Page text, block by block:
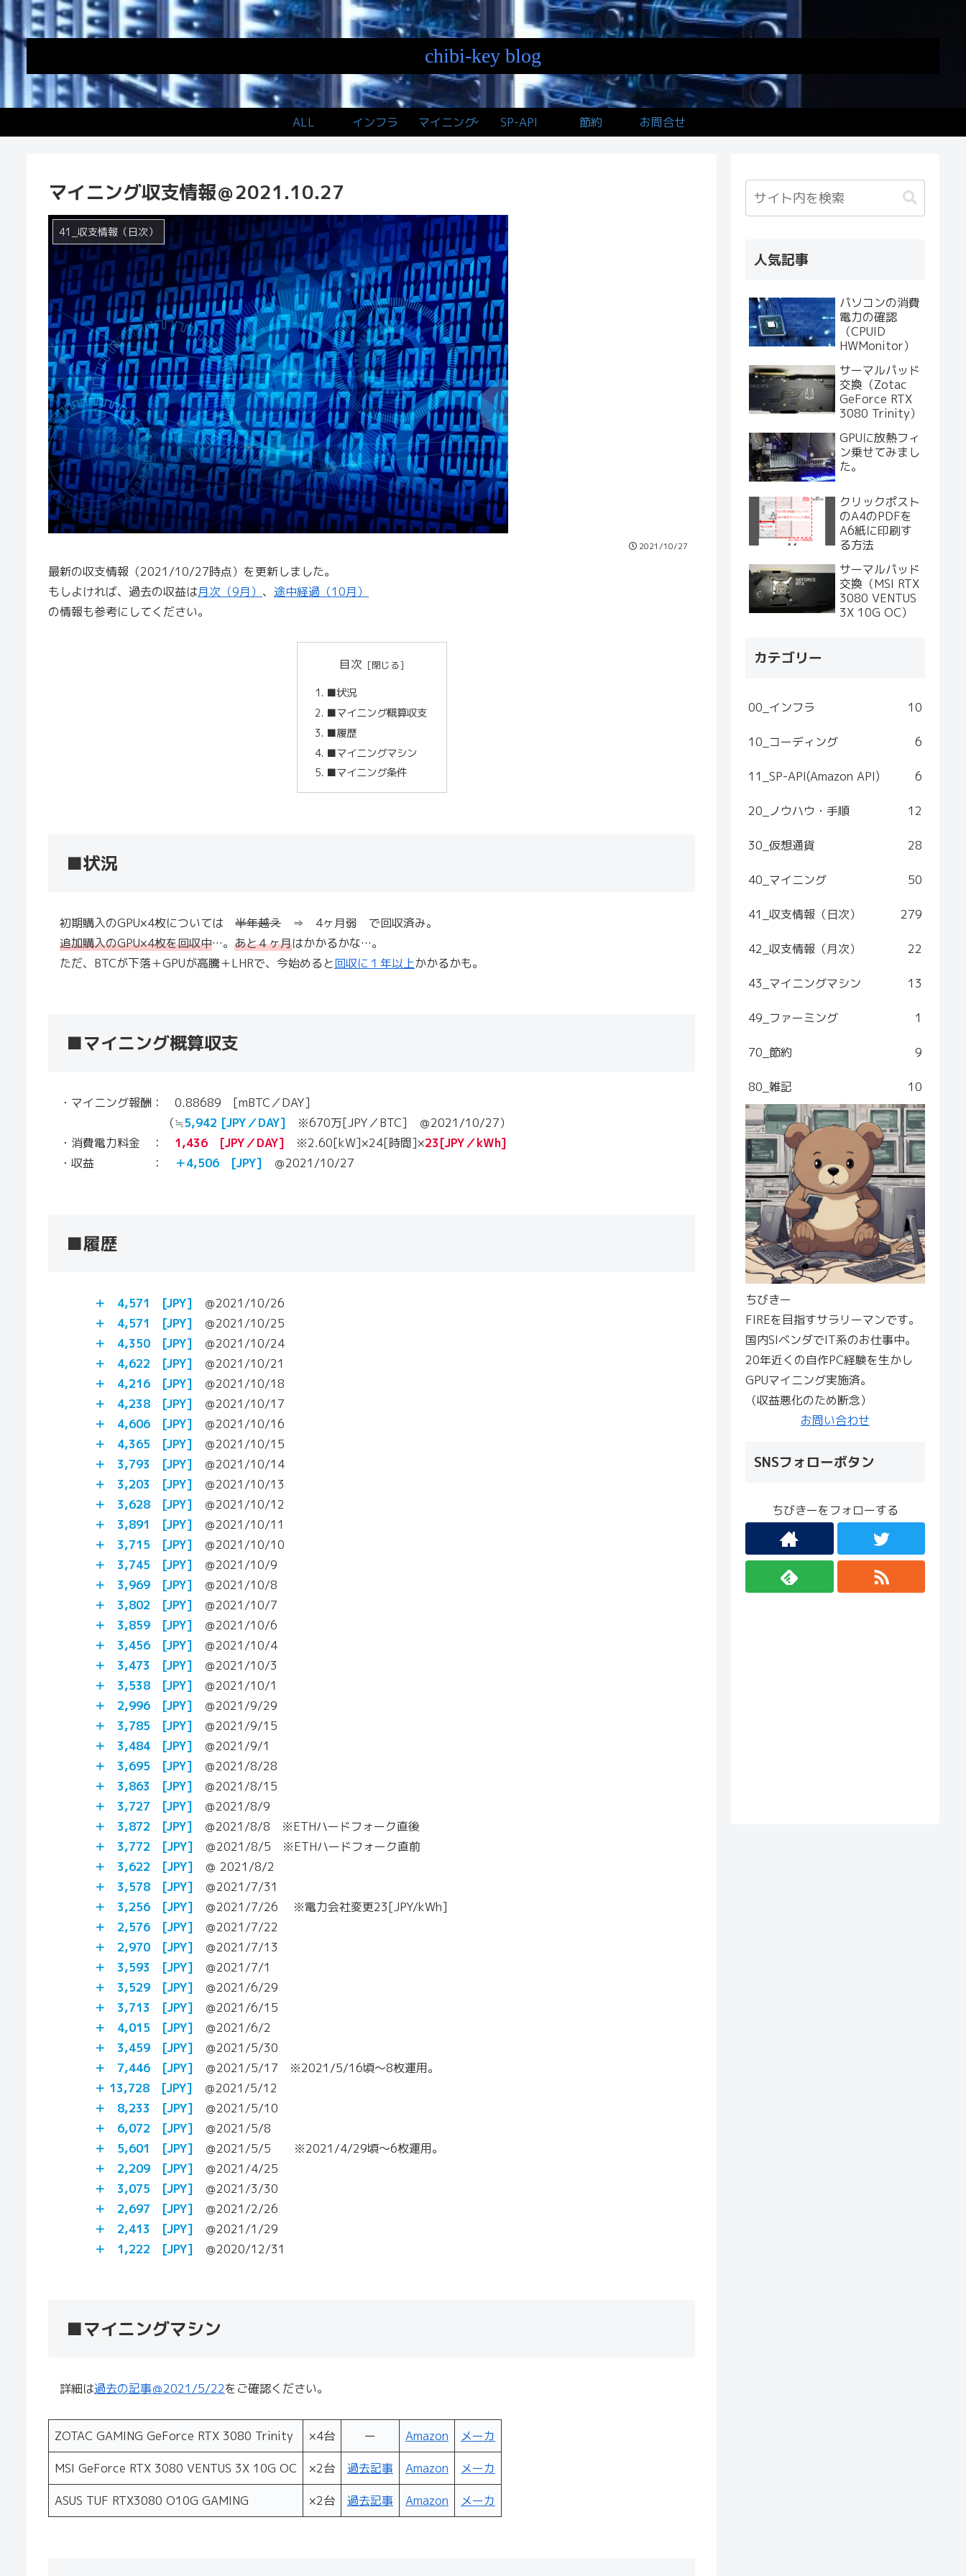
chibi-key blog
ALL インフラ マイニング SP-API 節約 お問合せ
マイニング収支情報＠2021.10.27
41_収支情報（日次）
2021/10/27
最新の収支情報（2021/10/27時点）を更新しました。
もしよければ、過去の収益は月次（9月） 、 途中経過（10月）
の情報も参考にしてください。
目次
■状況
■マイニング概算収支
■履歴
■マイニングマシン
■マイニング条件
■状況
初期購入のGPU×4枚については 半年越え ⇒ 4ヶ月弱 で回収済み。
追加購入のGPU×4枚を回収中…。 あと４ヶ月はかかるかな…。
ただ、BTCが下落＋GPUが高騰＋LHRで、今始めると回収に１年以上かかるかも。
■マイニング概算収支
・マイニング報酬： 0.88689 [mBTC／DAY]
（≒5,942 [JPY／DAY] ※670万[JPY／BTC] ＠2021/10/27）
・消費電力料金 ： 1,436 [JPY／DAY] ※2.60[kW]×24[時間]×23[JPY／kWh]
・収益 ：
＋4,506 [JPY] ＠2021/10/27
■履歴
＋ 4,571 [JPY] ＠2021/10/26
＋ 4,571 [JPY] ＠2021/10/25
＋ 4,350 [JPY] ＠2021/10/24
＋ 4,622 [JPY] ＠2021/10/21
＋ 4,216 [JPY] ＠2021/10/18
＋ 4,238
[JPY] ＠2021/10/17
＋ 4,606 [JPY] ＠2021/10/16
＋ 4,365 [JPY] ＠2021/10/15
＋ 3,793 [JPY] ＠2021/10/14
＋ 3,203 [JPY] ＠2021/10/13
＋ 3,628 [JPY] ＠2021/10/12
＋ 3,891 [JPY] ＠2021/10/11
＋ 3,715 [JPY] ＠2021/10/10
＋ 3,745 [JPY] ＠2021/10/9
＋ 3,969 [JPY] ＠2021/10/8
＋ 3,802 [JPY] ＠2021/10/7
＋ 3,859 [JPY] ＠2021/10/6
＋ 3,456 [JPY] ＠2021/10/4
＋ 3,473 [JPY] ＠2021/10/3
＋ 3,538 [JPY] ＠2021/10/1
＋ 2,996 [JPY] ＠2021/9/29
＋ 3,785
[JPY] ＠2021/9/15
＋ 3,484
[JPY] ＠2021/9/1
＋ 3,695
[JPY] ＠2021/8/28
＋ 3,863 [JPY] ＠2021/8/15
＋ 3,727 [JPY] ＠2021/8/9
＋ 3,872 [JPY] ＠2021/8/8 ※ETHハードフォーク直後
＋ 3,772 [JPY] ＠2021/8/5 ※ETHハードフォーク直前
＋ 3,622 [JPY] ＠ 2021/8/2
＋ 3,578 [JPY] ＠2021/7/31
＋ 3,256 [JPY] ＠2021/7/26 ※電力会社変更23[JPY/kWh]
＋ 2,576 [JPY] ＠2021/7/22
＋ 2,970 [JPY] ＠2021/7/13
＋ 3,593 [JPY] ＠2021/7/1
＋ 3,529 [JPY] ＠2021/6/29
＋ 3,713 [JPY] ＠2021/6/15
＋ 4,015 [JPY] ＠2021/6/2
＋ 3,459 [JPY] ＠2021/5/30
＋
7,446 [JPY] ＠2021/5/17 ※2021/5/16頃～8枚運用。
＋ 13,728 [JPY] ＠2021/5/12
＋ 8,233 [JPY] ＠2021/5/10
＋ 6,072 [JPY] ＠2021/5/8
＋ 5,601 [JPY] ＠2021/5/5 ※2021/4/29頃～6枚運用。
＋ 2,209 [JPY] ＠2021/4/25
＋ 3,075 [JPY] ＠2021/3/30
＋ 2,697 [JPY] ＠2021/2/26
＋ 2,413 [JPY] ＠2021/1/29
＋ 1,222 [JPY] ＠2020/12/31
■マイニングマシン
詳細は過去の記事＠2021/5/22をご確認ください。
ZOTAC GAMING GeForce RTX 3080 Trinity ×4台 ー Amazon メーカ
MSI GeForce RTX 3080 VENTUS 3X 10G OC ×2台 過去記事 Amazon メーカ
ASUS TUF RTX3080 O10G GAMING ×2台 過去記事 Amazon メーカ
人気記事
パソコンの消費
電力の確認
（CPUID
HWMonitor）
サーマルパッド
交換（Zotac
GeForce RTX
3080 Trinity）
GPUに放熱フィ
ン乗せてみまし
た。
クリックポスト
のA4のPDFを
A6紙に印刷す
る方法
サーマルパッド
交換（MSI RTX
3080 VENTUS
3X 10G OC）
カテゴリー
00_インフラ 10
10_コーディング 6
11_SP-API(Amazon API) 6
20_ノウハウ・手順 12
30_仮想通貨 28
40_マイニング 50
41_収支情報（日次） 279
42_収支情報（月次） 22
43_マイニングマシン 13
49_ファーミング 1
70_節約 9
80_雑記 10
ちびきー
FIREを目指すサラリーマンです。
国内SIベンダでIT系のお仕事中。
20年近くの自作PC経験を生かし
GPUマイニング実施済。
（収益悪化のため断念）
お問い合わせ
SNSフォローボタン
ちびきーをフォローする